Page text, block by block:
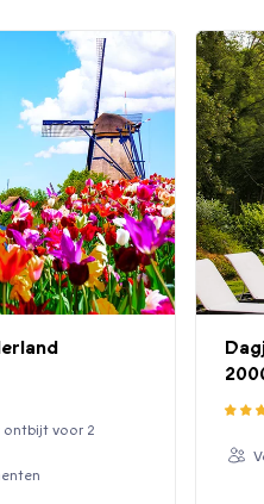
ontbijt voor 2